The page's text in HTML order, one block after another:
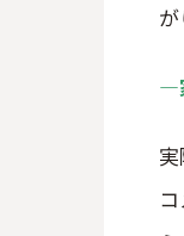
が
―